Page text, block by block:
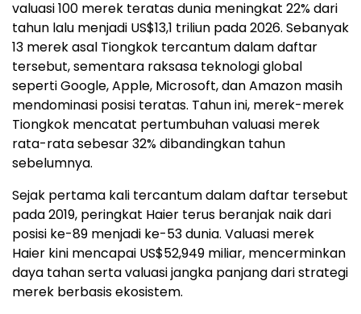
valuasi 100 merek teratas dunia meningkat 22% dari
tahun lalu menjadi US$13,1 triliun pada 2026. Sebanyak
13 merek asal Tiongkok tercantum dalam daftar
tersebut, sementara raksasa teknologi global
seperti Google, Apple, Microsoft, dan Amazon masih
mendominasi posisi teratas. Tahun ini, merek-merek
Tiongkok mencatat pertumbuhan valuasi merek
rata-rata sebesar 32% dibandingkan tahun
sebelumnya.
Sejak pertama kali tercantum dalam daftar tersebut
pada 2019, peringkat Haier terus beranjak naik dari
posisi ke-89 menjadi ke-53 dunia. Valuasi merek
Haier kini mencapai US$52,949 miliar, mencerminkan
daya tahan serta valuasi jangka panjang dari strategi
merek berbasis ekosistem.